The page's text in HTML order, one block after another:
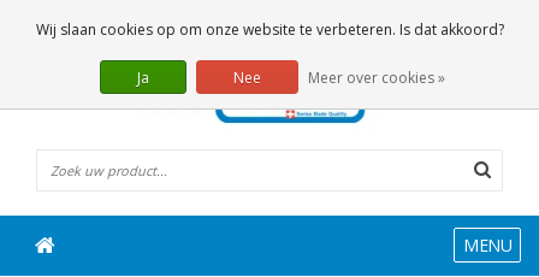
0 Artikelen
MENU
Wij slaan cookies op om onze website te verbeteren. Is dat akkoord?
Ja Nee Meer over cookies »